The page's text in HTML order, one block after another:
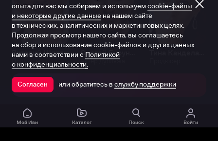
Виталий Шляппо
Продюсер Актёр дубляжа
Открыть в приложении
Мой Иви Каталог Поиск Войти
опыта для вас мы собираем и используем cookie-файлы
и некоторые другие данные на нашем сайте
в технических, аналитических и маркетинговых целях.
Продолжая просмотр нашего сайта, вы соглашаетесь
на сбор и использование cookie-файлов и других данных
нами в соответствии с Политикой
о конфиденциальности.
Согласен или обратитесь в службу поддержки